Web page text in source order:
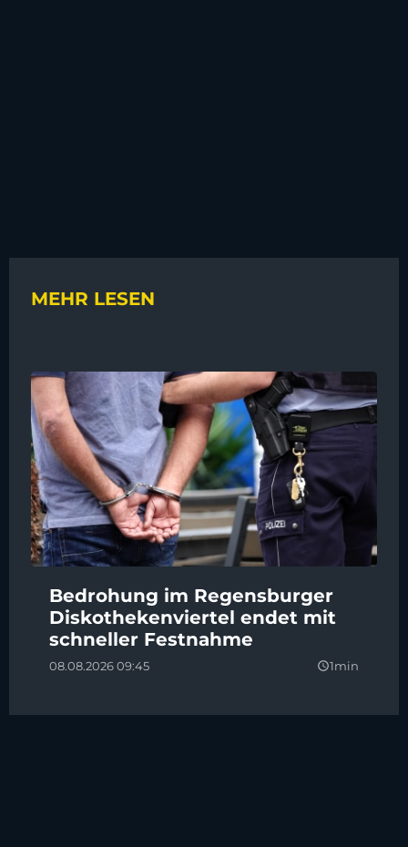
MEHR LESEN
Bedrohung im Regensburger
Diskothekenviertel endet mit
schneller Festnahme
08.08.2026 09:45 query_builder1min